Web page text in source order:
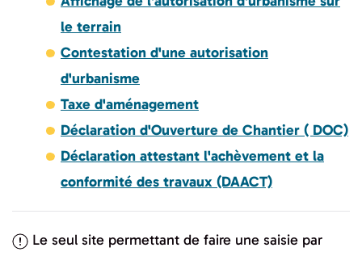
le terrain
Contestation d'une autorisation
d'urbanisme
Taxe d'aménagement
Déclaration d'Ouverture de Chantier ( DOC)
Déclaration attestant l'achèvement et la
conformité des travaux (DAACT)
Le seul site permettant de faire une saisie par